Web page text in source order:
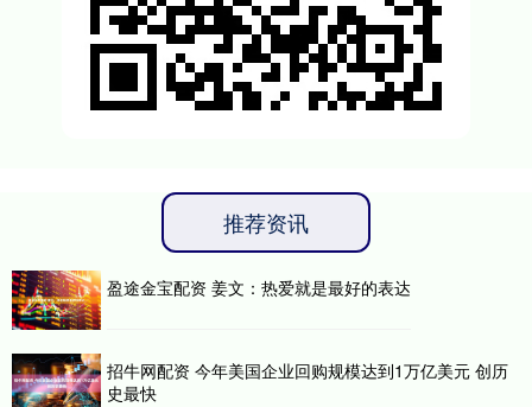
推荐资讯
盈途金宝配资 姜文：热爱就是最好的表达
招牛网配资 今年美国企业回购规模达到1万亿美元 创历
史最快